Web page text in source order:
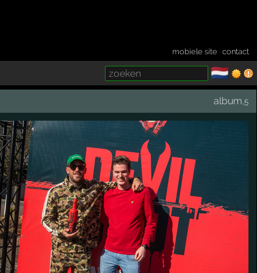
mobiele site ·contact
🇳🇱
album ,5